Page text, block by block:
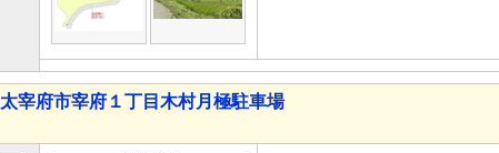
太宰府市宰府１丁目木村月極駐車場